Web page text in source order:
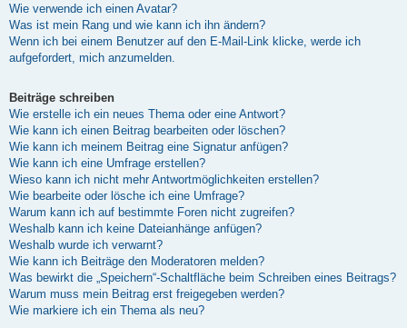
Wie verwende ich einen Avatar?
Was ist mein Rang und wie kann ich ihn ändern?
Wenn ich bei einem Benutzer auf den E-Mail-Link klicke, werde ich
aufgefordert, mich anzumelden.
Beiträge schreiben
Wie erstelle ich ein neues Thema oder eine Antwort?
Wie kann ich einen Beitrag bearbeiten oder löschen?
Wie kann ich meinem Beitrag eine Signatur anfügen?
Wie kann ich eine Umfrage erstellen?
Wieso kann ich nicht mehr Antwortmöglichkeiten erstellen?
Wie bearbeite oder lösche ich eine Umfrage?
Warum kann ich auf bestimmte Foren nicht zugreifen?
Weshalb kann ich keine Dateianhänge anfügen?
Weshalb wurde ich verwarnt?
Wie kann ich Beiträge den Moderatoren melden?
Was bewirkt die „Speichern“-Schaltfläche beim Schreiben eines Beitrags?
Warum muss mein Beitrag erst freigegeben werden?
Wie markiere ich ein Thema als neu?